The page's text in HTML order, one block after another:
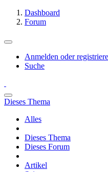
Dashboard
Forum
Anmelden oder
Suche
Dieses Thema
Alles
Dieses Thema
Dieses Forum
Artikel